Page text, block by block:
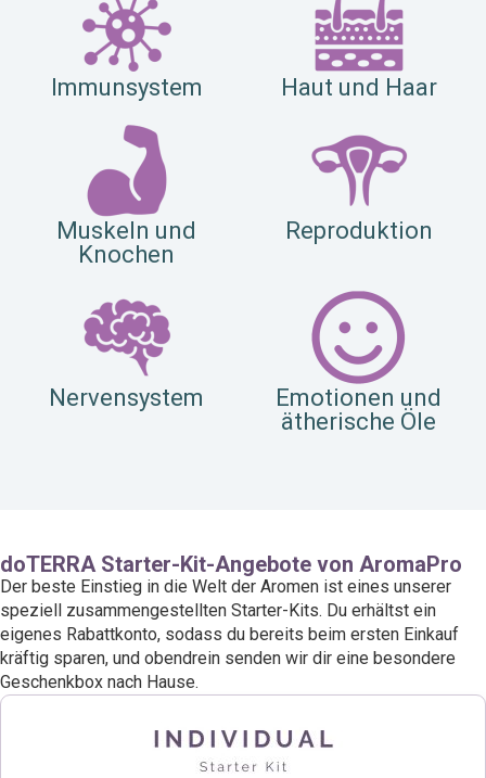
Immunsystem Haut und Haar
Muskeln und
Knochen
Reproduktion
Nervensystem
Emotionen und
ätherische Öle
doTERRA Starter-Kit-Angebote von AromaPro
Der beste Einstieg in die Welt der Aromen ist eines unserer
speziell zusammengestellten Starter-Kits. Du erhältst ein
eigenes Rabattkonto, sodass du bereits beim ersten Einkauf
kräftig sparen, und obendrein senden wir dir eine besondere
Geschenkbox nach Hause.